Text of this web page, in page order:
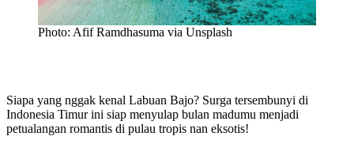
Photo: Afif Ramdhasuma via Unsplash
Siapa yang nggak kenal Labuan Bajo? Surga tersembunyi di
Indonesia Timur ini siap menyulap bulan madumu menjadi
petualangan romantis di pulau tropis nan eksotis!